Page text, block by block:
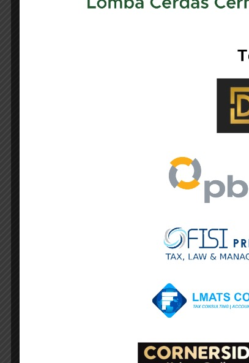
IKPI, Jakarta: Pemerintah
Optimisme itu tertuang dalam
memetakan arah kebijakan
Dalam dokumen tersebut,
Target tersebut disusun dengan
global yang masih berlangsung.
“Penerimaan perpajakan tahun
menimbulkan tekanan terhadap